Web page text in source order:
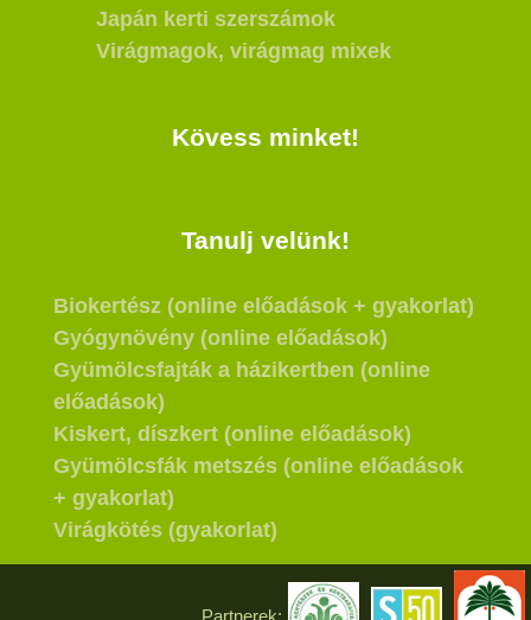
Japán kerti szerszámok
Virágmagok, virágmag mixek
Kövess minket!
Tanulj velünk!
Biokertész (online előadások + gyakorlat)
Gyógynövény (online előadások)
Gyümölcsfajták a házikertben (online
előadások)
Kiskert, díszkert (online előadások)
Gyümölcsfák metszés (online előadások
+ gyakorlat)
Virágkötés (gyakorlat)